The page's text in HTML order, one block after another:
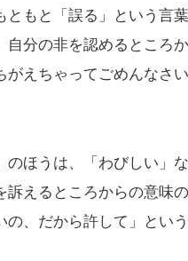
ともと「誤る」という言
自分の非を認めるところ
がえちゃってごめんなさ
のほうは、「わびしい」
訴えるところからの意味の
の、だから許して」とい